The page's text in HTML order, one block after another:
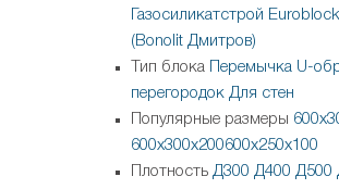
Газосиликатстрой Euroblock
(Bonolit Дмитров)
Тип блока
Перемычка U-
перегородок Для стен
Популярные размеры
600х300х200600х250х100
Плотность Д300 Д400 Д500